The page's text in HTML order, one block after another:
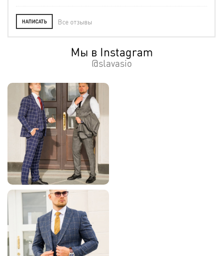
НАПИСАТЬ Все отзывы
Мы в Instagram
@slavasio